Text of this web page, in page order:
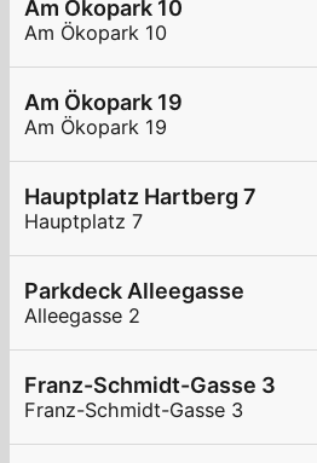
Am Ökopark 10
Am Ökopark 10
Am Ökopark 19
Am Ökopark 19
Hauptplatz Hartberg 7
Hauptplatz 7
Parkdeck Alleegasse
Alleegasse 2
Franz-Schmidt-Gasse 3
Franz-Schmidt-Gasse 3